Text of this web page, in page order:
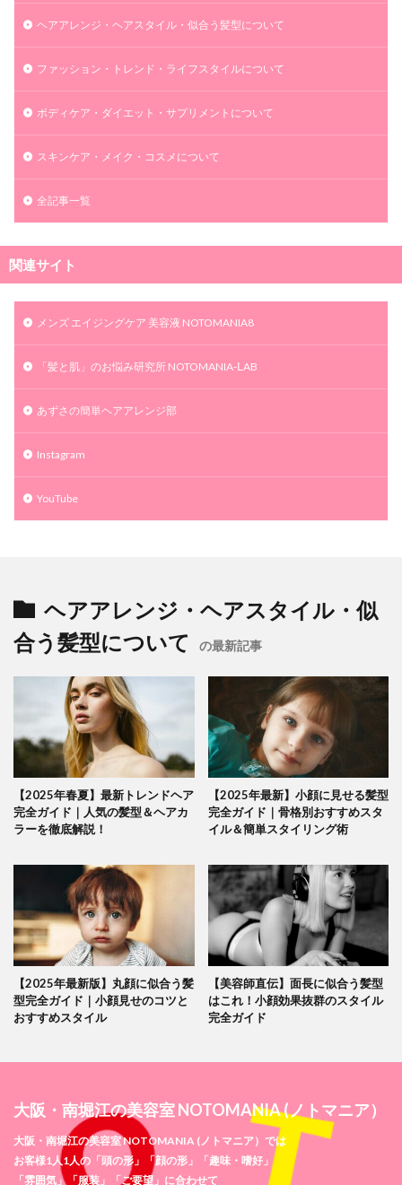
ヘアアレンジ・ヘアスタイル・似合う髪型について
ファッション・トレンド・ライフスタイルについて
ボディケア・ダイエット・サプリメントについて
スキンケア・メイク・コスメについて
全記事一覧
関連サイト
メンズ エイジングケア 美容液 NOTOMANIA8
「髪と肌」のお悩み研究所 NOTOMANIA-ⅬAB
あずさの簡単ヘアアレンジ部
Instagram
YouTube
ヘアアレンジ・ヘアスタイル・似
合う髪型について
の最新記事
【2025年春夏】最新トレンドヘア
完全ガイド｜人気の髪型＆ヘアカ
ラーを徹底解説！
【2025年最新】小顔に見せる髪型
完全ガイド｜骨格別おすすめスタ
イル＆簡単スタイリング術
【2025年最新版】丸顔に似合う髪
型完全ガイド｜小顔見せのコツと
おすすめスタイル
【美容師直伝】面長に似合う髪型
はこれ！小顔効果抜群のスタイル
完全ガイド
大阪・南堀江の美容室 NOTOMANIA (ノトマニア）
大阪・南堀江の美容室 NOTOMANIA (ノトマニア）では
お客様1人1人の「頭の形」「顔の形」「趣味・嗜好」
「雰囲気」「服装」「ご要望」に合わせて